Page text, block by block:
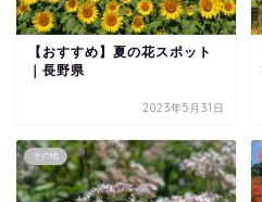
【おすすめ】夏の花スポット
｜長野県
2023年5月31日
その他